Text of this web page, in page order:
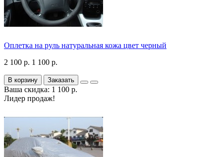
Оплетка на руль натуральная кожа цвет черный
2 100 р. 1 100 р.
В корзину Заказать
Ваша скидка: 1 100 р.
Лидер продаж!